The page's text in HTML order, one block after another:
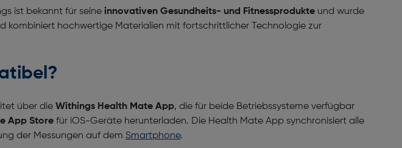
ist bekannt für seine innovativen Gesundheits- und Fitnessprodukte und wurde
kombiniert hochwertige Materialien mit fortschrittlicher Technologie zur
über die Withings Health Mate App, die für beide Betriebssysteme verfügbar
App Store für iOS-Geräte herunterladen. Die Health Mate App synchronisiert alle
der Messungen auf dem Smartphone.